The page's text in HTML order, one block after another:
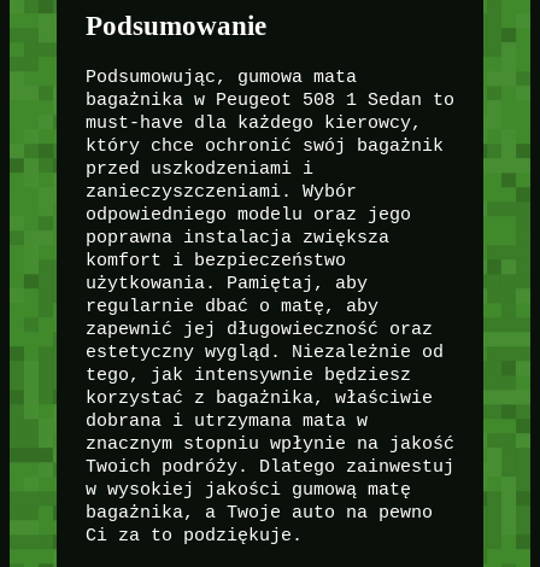
Podsumowanie
Podsumowując, gumowa mata
bagażnika w Peugeot 508 1 Sedan to
must-have dla każdego kierowcy,
który chce ochronić swój bagażnik
przed uszkodzeniami i
zanieczyszczeniami. Wybór
odpowiedniego modelu oraz jego
poprawna instalacja zwiększa
komfort i bezpieczeństwo
użytkowania. Pamiętaj, aby
regularnie dbać o matę, aby
zapewnić jej długowieczność oraz
estetyczny wygląd. Niezależnie od
tego, jak intensywnie będziesz
korzystać z bagażnika, właściwie
dobrana i utrzymana mata w
znacznym stopniu wpłynie na jakość
Twoich podróży. Dlatego zainwestuj
w wysokiej jakości gumową matę
bagażnika, a Twoje auto na pewno
Ci za to podziękuje.